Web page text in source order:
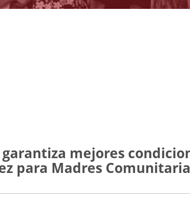
mejores
para Madres